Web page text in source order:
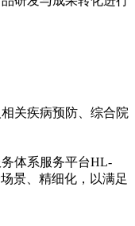
关疾病预防、综合院
体系服务平台HL-
景、精细化，以满足